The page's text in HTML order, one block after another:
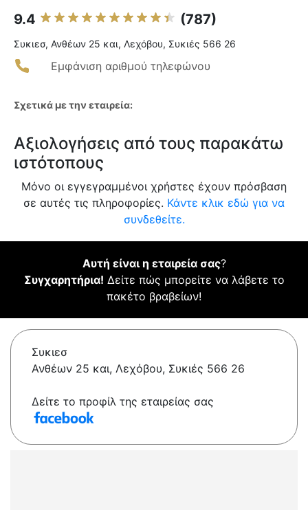
9.4 (787)
Συκιεσ, Ανθέων 25 και, Λεχόβου, Συκιές 566 26
Εμφάνιση αριθμού τηλεφώνου
Σχετικά με την εταιρεία:
Αξιολογήσεις από τους παρακάτω
ιστότοπους
Μόνο οι εγγεγραμμένοι χρήστες έχουν πρόσβαση
σε αυτές τις πληροφορίες. Κάντε κλικ εδώ για να
συνδεθείτε.
Αυτή είναι η εταιρεία σας?
Συγχαρητήρια! Δείτε πώς μπορείτε να λάβετε το
πακέτο βραβείων!
Συκιεσ
Ανθέων 25 και, Λεχόβου, Συκιές 566 26
Δείτε το προφίλ της εταιρείας σας